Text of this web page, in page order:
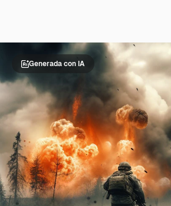
Generada con IA